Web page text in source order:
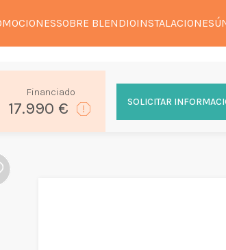
SOBRE BLENDIOINSTALACIONES
Financiado
17.990 € SOLICITAR